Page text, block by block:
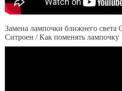
Замена лампочки ближнего света
Ситроен / Как поменять лампочку